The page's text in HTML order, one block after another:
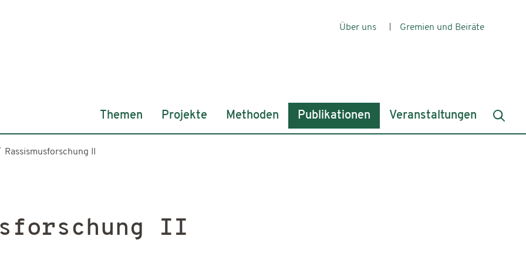
Über uns Gremien und Beiräte
Themen Projekte Methoden Publikationen Veranstaltungen
Rassismusforschung II
II